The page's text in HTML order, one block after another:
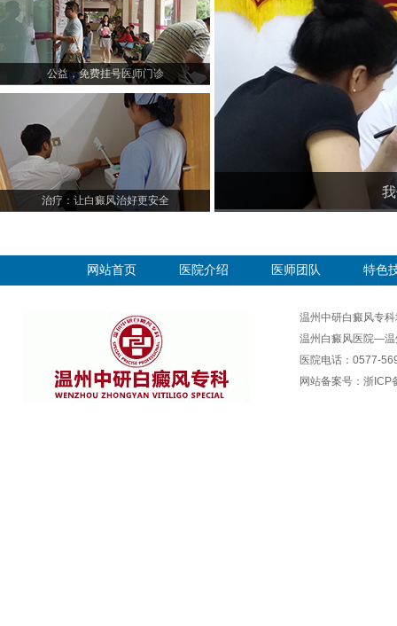
公益，免费挂号医师门诊
治疗：让白癜风治好更安全
网站首页 医院介绍 医师团队 特色
温州中研白癜风专
温州白癜风医院—温
医院电话：0577-
网站备案号： 浙ICP